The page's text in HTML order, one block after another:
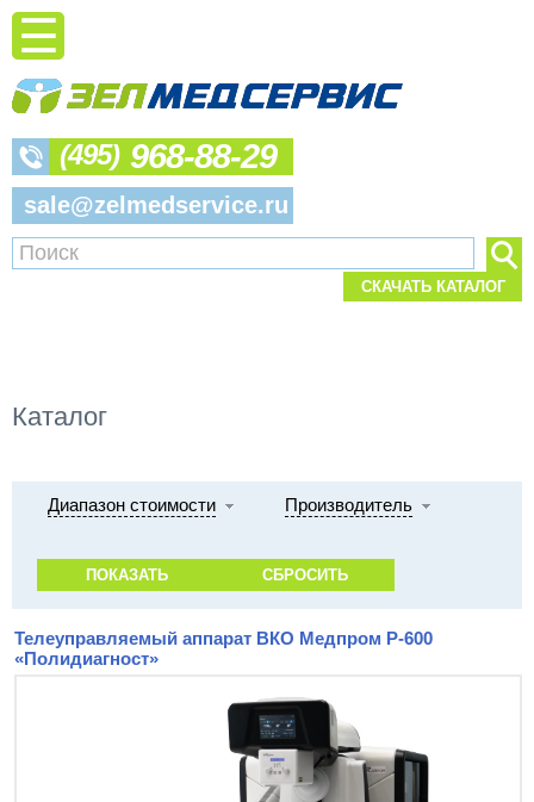
(495) 968-88-29
sale@zelmedservice.ru
СКАЧАТЬ КАТАЛОГ
Каталог
Диапазон стоимости Производитель
Телеуправляемый аппарат ВКО Медпром Р-600
«Полидиагност»